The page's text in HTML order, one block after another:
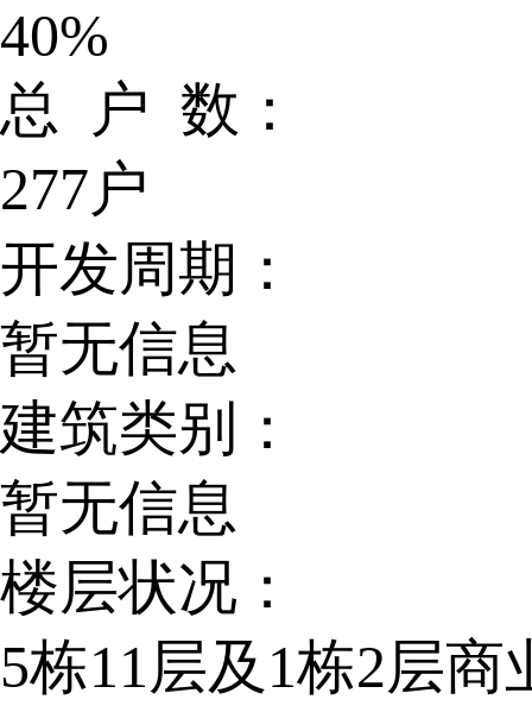
40%
总 户 数：
277户
开发周期：
暂无信息
建筑类别：
暂无信息
楼层状况：
5栋11层及1栋2层商